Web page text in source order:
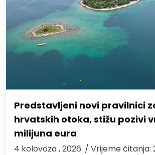
Predstavljeni novi pravilnici
hrvatskih otoka, stižu pozivi
milijuna eura
4 kolovoza , 2026. / Vrijeme čitanja: